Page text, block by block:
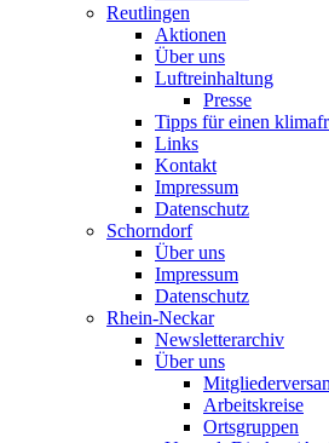
Reutlingen
Aktionen
Über uns
Luftreinhaltung
Presse
Tipps für einen
Links
Kontakt
Impressum
Datenschutz
Schorndorf
Über uns
Impressum
Datenschutz
Rhein-Neckar
Newsletterarchiv
Über uns
Arbeitskreise
Ortsgruppen